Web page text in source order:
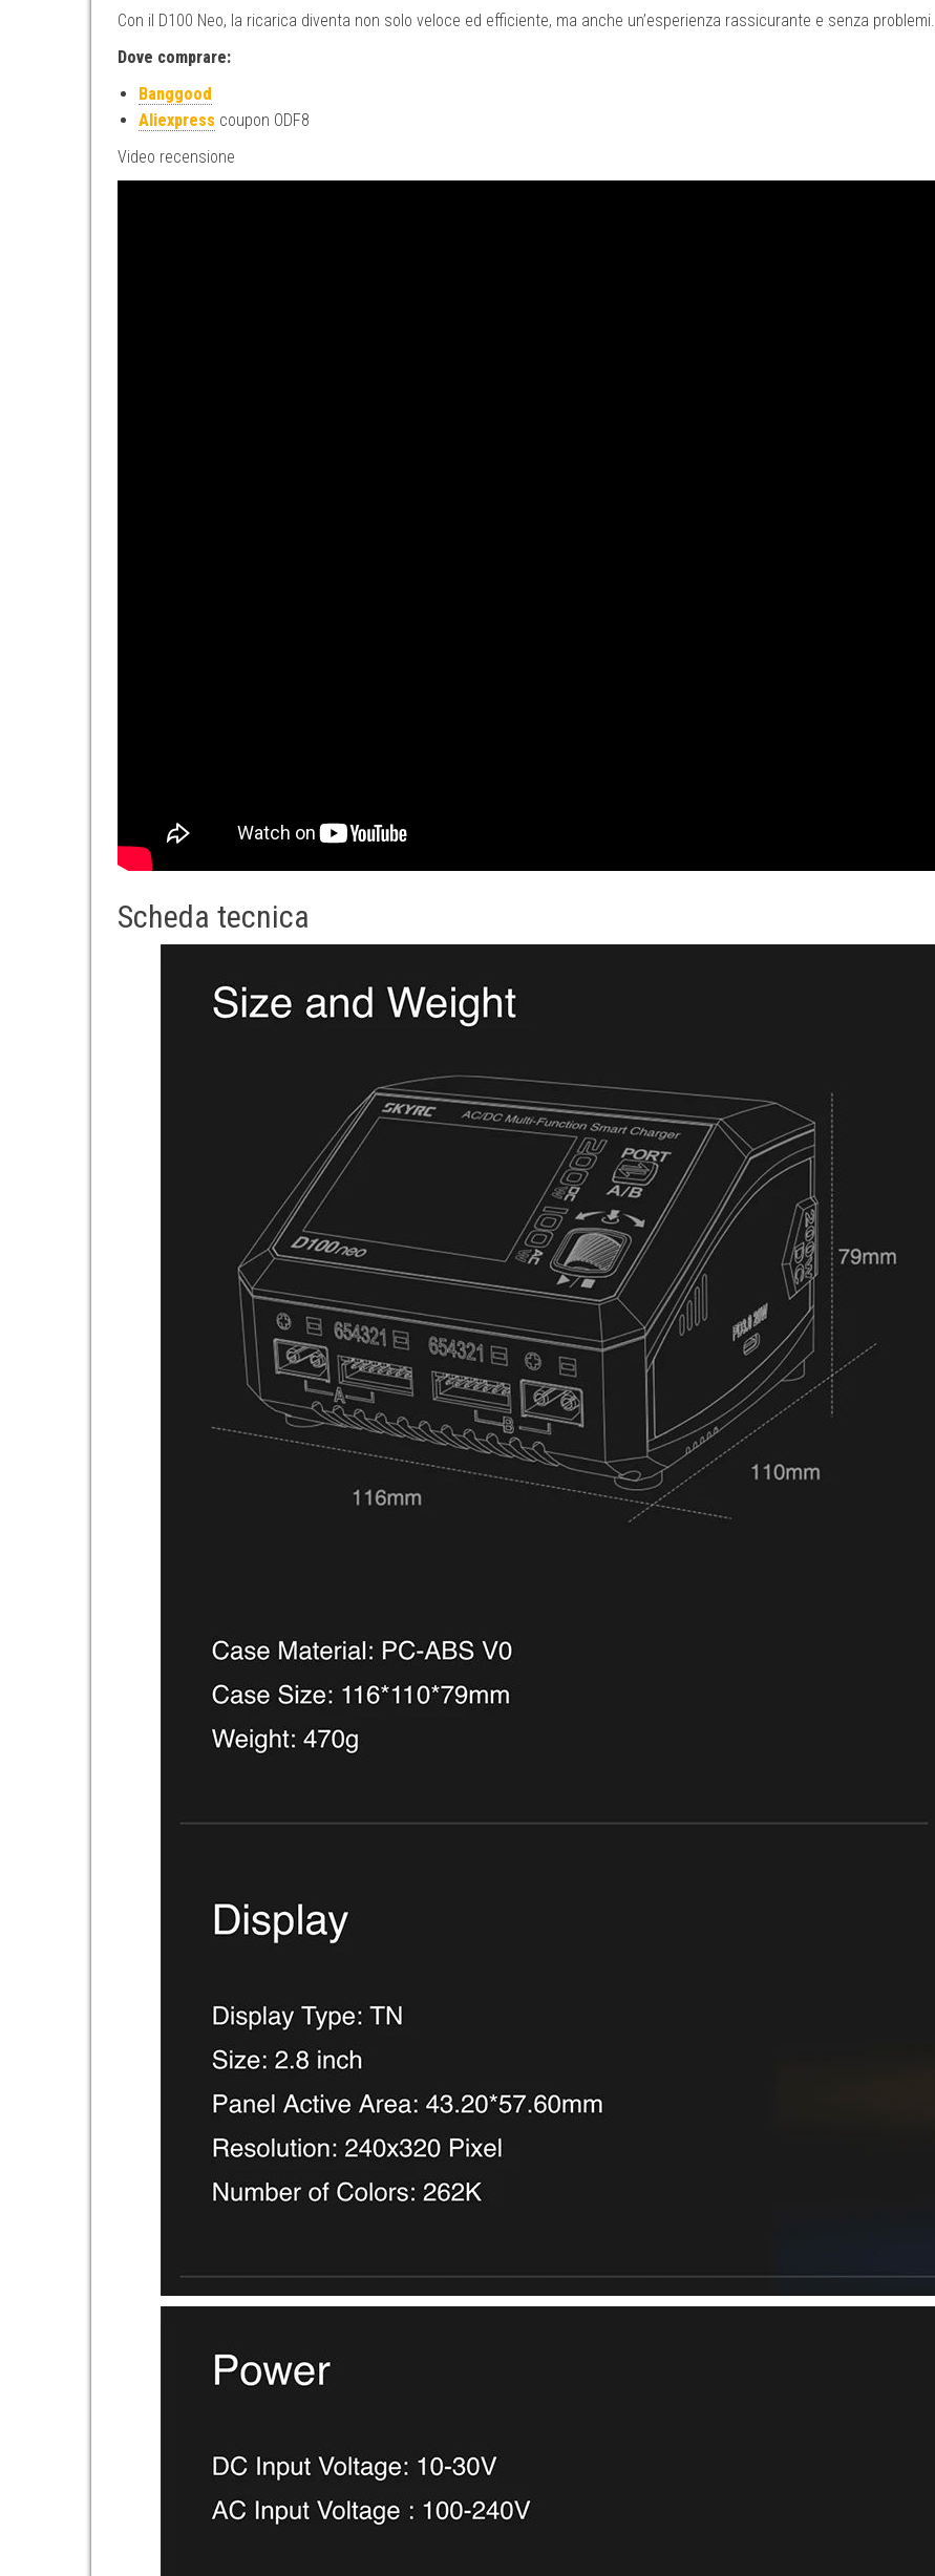
Con il D100 Neo, la ricarica diventa non solo veloce ed efficiente, ma anche un’esperienza rassicurante e senza problemi.
Dove comprare:
Banggood
Aliexpress coupon ODF8
Video recensione
Scheda tecnica